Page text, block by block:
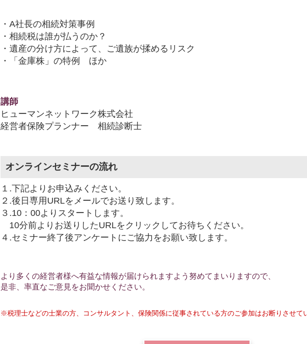
・A社長の相続対策事例
・相続税は誰が払うのか？
・遺産の分け方によって、ご遺族が揉めるリスク
・「金庫株」の特例 ほか
講師
ヒューマンネットワーク株式会社
経営者保険プランナー 相続診断士
オンラインセミナーの流れ
１.下記よりお申込みください。
２.後日専用URLをメールでお送り致します。
３.10：00よりスタートします。
10分前よりお送りしたURLをクリックしてお待ちください。
４.セミナー終了後アンケートにご協力をお願い致します。
より多くの経営者様へ有益な情報が届けられますよう努めてまいりますので、
是非、率直なご意見をお聞かせください。
※税理士などの士業の方、コンサルタント、保険関係に従事されている方のご参加はお断りさせて